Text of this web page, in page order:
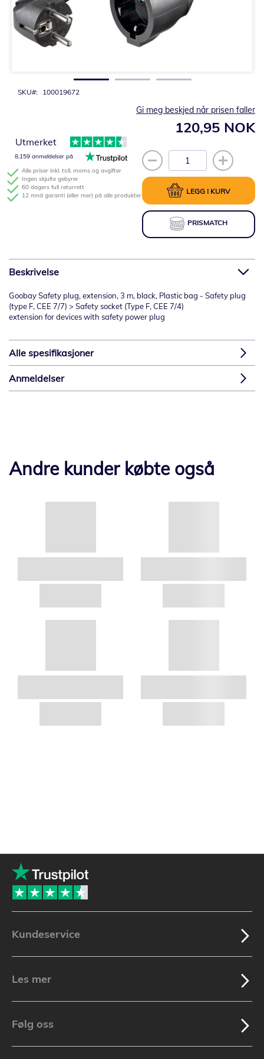
SKU 100019672
120,95 NOK
Gi meg beskjed når prisen faller
LEGG I KURV
PRISMATCH
Alle priser inkl. toll, moms og avgifter
Ingen skjulte gebyrer
60 dagers full returrett
12 mnd garanti (eller mer) på alle produkter
Utmerket
8,159 anmeldelser på
Gå
Beskrivelse
Goobay Safety plug, extension, 3 m, black, Plastic bag - Safety plug
(type F, CEE 7/7) > Safety socket (Type F, CEE 7/4)
extension for devices with safety power plug
Alle spesifikasjoner
Anmeldelser
Andre kunder købte også
Kundeservice
Les mer
Følg oss